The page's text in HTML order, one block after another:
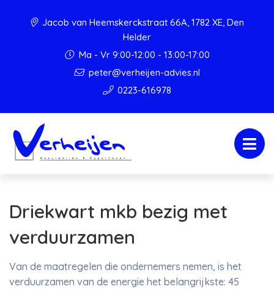
Jacob van Heemskerckstraat 66A, 1782 XE, Den
Helder
Ma - Vr 9:00-12:00 - 13:00-17:00
peter@verheijen-advies.nl
0223-616978
Driekwart mkb bezig met
verduurzamen
Van de maatregelen die ondernemers nemen, is het
verduurzamen van de energie het belangrijkste: 45